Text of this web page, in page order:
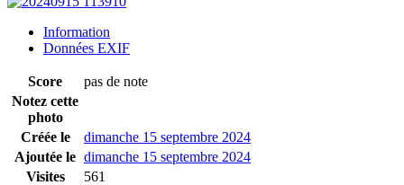
Information
Données EXIF
Score
pas de note
Notez cette
photo
Créée le
dimanche 15 septembre 2024
Ajoutée le dimanche 15 septembre 2024
Visites
561